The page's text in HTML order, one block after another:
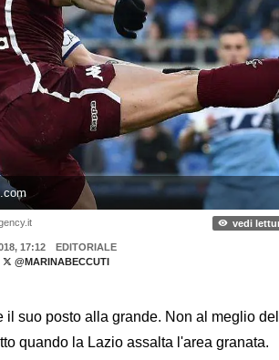
vedi
17:12
EDITORIALE
@MARINABECCUTI
il suo posto alla grande. Non al meglio
quando la Lazio assalta l'area granata.